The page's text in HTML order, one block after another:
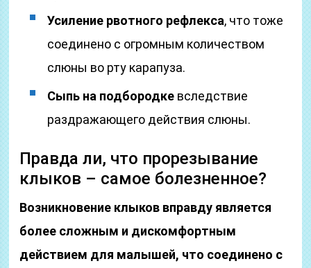
Усиление рвотного рефлекса, что тоже
соединено с огромным количеством
слюны во рту карапуза.
Сыпь на подбородке вследствие
раздражающего действия слюны.
Правда ли, что прорезывание
клыков – самое болезненное?
Возникновение клыков вправду является
более сложным и дискомфортным
действием для малышей, что соединено с